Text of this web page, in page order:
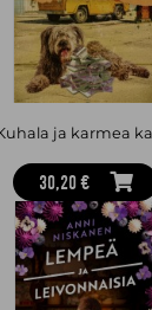
30,20 €